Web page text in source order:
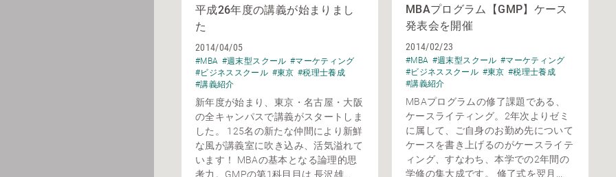
平成26年度の講義が始まりまし
た
2014/04/05
#MBA #週末型スクール #マーケティング
#ビジネススクール #東京 #税理士養成
#講義紹介
新年度が始まり、東京・名古屋・大阪
の全キャンパスで講義がスタートしま
した。 125名の新たな仲間により新鮮
な風が講義室に吹き込み、活気溢れて
います！ MBAの基本となる論理的思
考力。GMPの第1科目目は 長沢雄...
MBAプログラム【GMP】ケース
発表会を開催
2014/02/23
#MBA #週末型スクール #マーケティング
#ビジネススクール #東京 #税理士養成
#講義紹介
MBAプログラムの修了課題である、
ケースライティング。2年次よりゼミ
に属して、ご自身のお勤め先について
ケースを書き上げるのがケースライテ
ィング、すなわち、本学での2年間の
学修の集大成です。 修了式を翌月...